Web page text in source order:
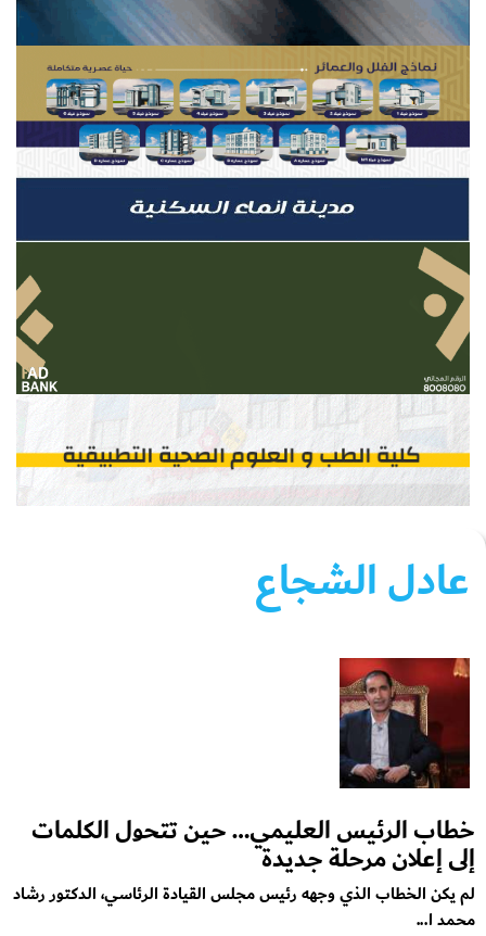
عادل الشجاع
خطاب الرئيس العليمي… حين تتحول الكلمات
إلى إعلان مرحلة جديدة
لم يكن الخطاب الذي وجهه رئيس مجلس القيادة الرئاسي، الدكتور رشاد
محمد ا...